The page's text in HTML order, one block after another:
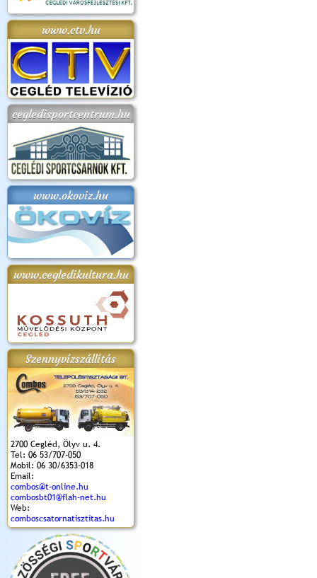
www.ctv.hu
cegledisportcentrum.hu
www.okoviz.hu
www.cegledikultura.hu
Szennyvízszállítás
2700 Cegléd, Ölyv u. 4.
Tel: 06 53/707-050
Mobil: 06 30/6353-018
Email:
combos@t-online.hu
combosbt01@flah-net.hu
Web:
comboscsatornatisztitas.hu
2018.
Kossuth Toborzó
Ünnepély
Szent István Ünnepe
(2017. 08. 20.)